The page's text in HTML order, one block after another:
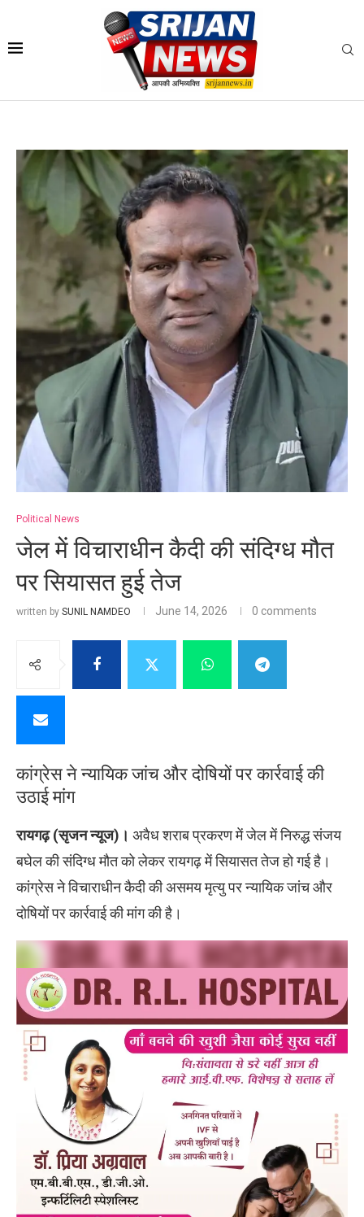
Political News
जेल में विचाराधीन कैदी की संदिग्ध मौत
पर सियासत हुई तेज
written by SUNIL NAMDEO June 14, 2026 0 comments
कांग्रेस ने न्यायिक जांच और दोषियों पर कार्रवाई की
उठाई मांग
रायगढ़ (सृजन न्यूज)। अवैध शराब प्रकरण में जेल में निरुद्ध संजय
बघेल की संदिग्ध मौत को लेकर रायगढ़ में सियासत तेज हो गई है।
कांग्रेस ने विचाराधीन कैदी की असमय मृत्यु पर न्यायिक जांच और
दोषियों पर कार्रवाई की मांग की है।